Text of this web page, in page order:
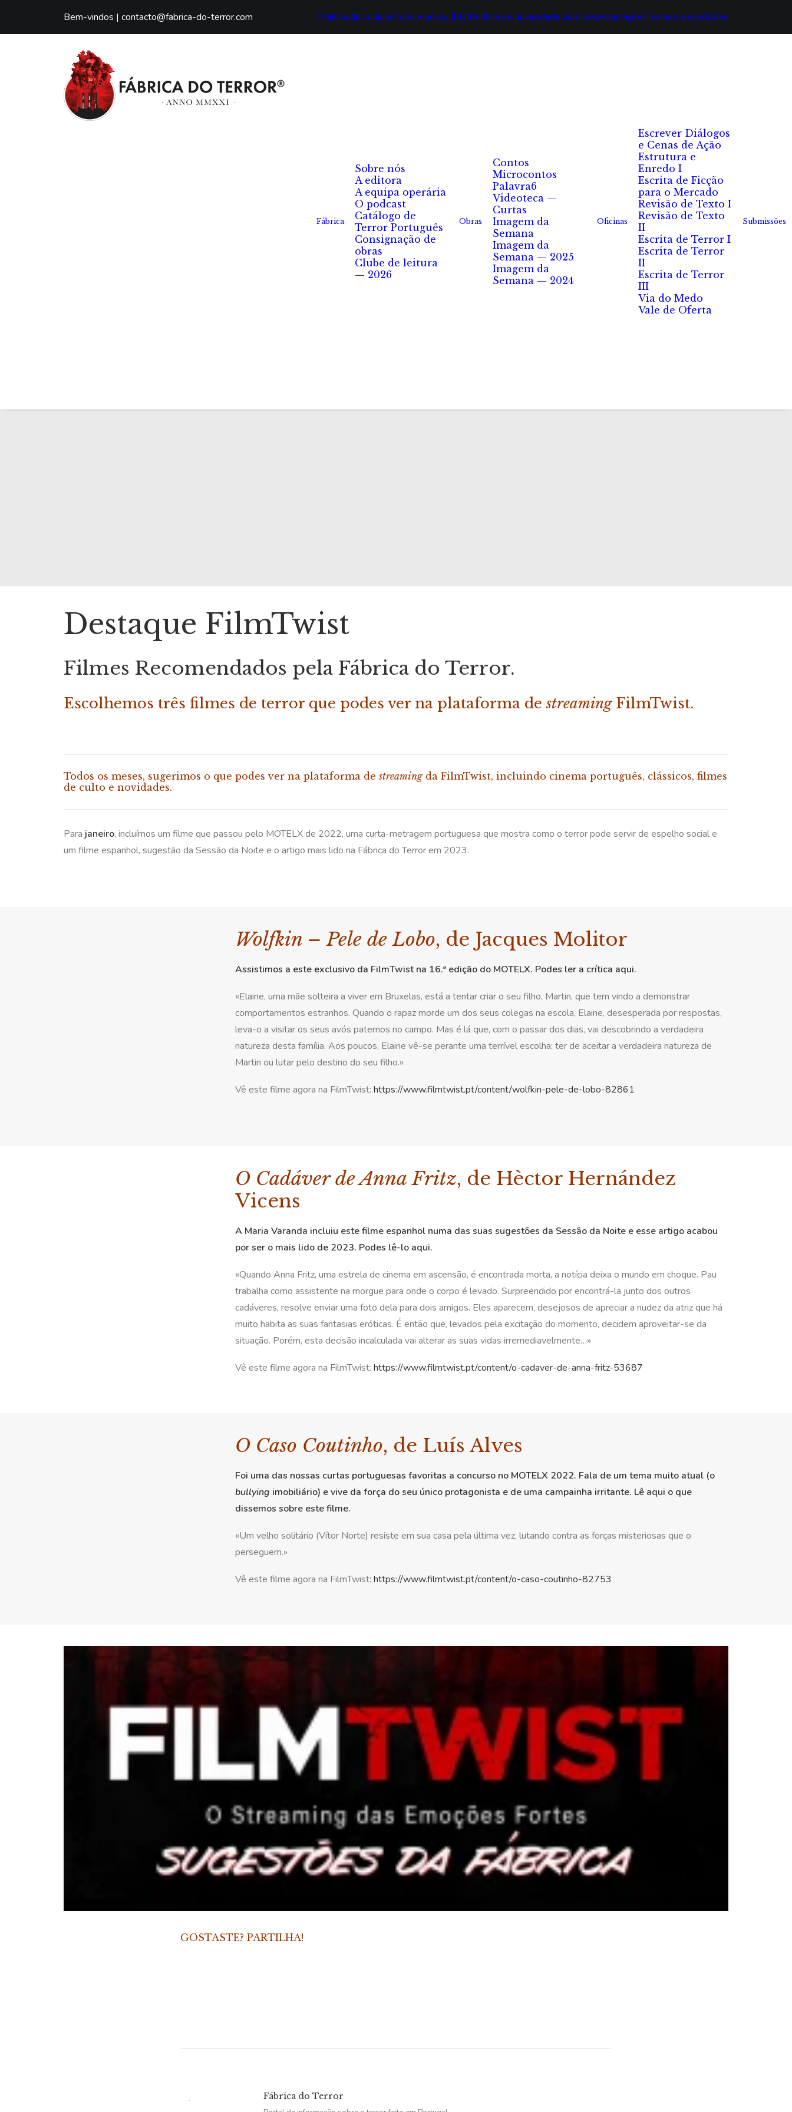
Bem-vindos | contacto@fabrica-do-terror.com Política de cookiesCookie policy (EU)Política de privacidadeLivro de reclamaçõesTermos e condições
Fábrica
Sobre nós
A editora
A equipa operária
O podcast
Catálogo de
Terror Português
Consignação de
obras
Clube de leitura
— 2026
Obras
Contos
Microcontos
Palavra6
Videoteca —
Curtas
Imagem da
Semana
Imagem da
Semana — 2025
Imagem da
Semana — 2024
Oficinas
Escrever Diálogos
e Cenas de Ação
Estrutura e
Enredo I
Escrita de Ficção
para o Mercado
Revisão de Texto I
Revisão de Texto
II
Escrita de Terror I
Escrita de Terror
II
Escrita de Terror
III
Via do Medo
Vale de Oferta
Submissões
Destaque FilmTwist
Filmes Recomendados pela Fábrica do Terror.
Escolhemos três filmes de terror que podes ver na plataforma destreamingFilmTwist.
Todos os meses, sugerimos o que podes ver na plataforma destreamingda FilmTwist, incluindo cinema português, clássicos, filmes
de culto e novidades.
Para janeiro, incluímos um filme que passou pelo MOTELX de 2022, uma curta-metragem portuguesa que mostra como o terror pode servir de espelho social e
um filme espanhol, sugestão da Sessão da Noite e o artigo mais lido na Fábrica do Terror em 2023.
Wolfkin – Pele de Lobo, de Jacques Molitor
Assistimos a este exclusivo da FilmTwist na 16.ª edição do MOTELX. Podes ler a crítica aqui.
«Elaine, uma mãe solteira a viver em Bruxelas, está a tentar criar o seu filho, Martin, que tem vindo a demonstrar
comportamentos estranhos. Quando o rapaz morde um dos seus colegas na escola, Elaine, desesperada por respostas,
leva-o a visitar os seus avós paternos no campo. Mas é lá que, com o passar dos dias, vai descobrindo a verdadeira
natureza desta família. Aos poucos, Elaine vê-se perante uma terrível escolha: ter de aceitar a verdadeira natureza de
Martin ou lutar pelo destino do seu filho.»
Vê este filme agora na FilmTwist: https://www.filmtwist.pt/content/wolfkin-pele-de-lobo-82861
O Cadáver de Anna Fritz, de Hèctor Hernández
Vicens
A Maria Varanda incluiu este filme espanhol numa das suas sugestões da Sessão da Noite e esse artigo acabou
por ser o mais lido de 2023. Podes lê-lo aqui.
«Quando Anna Fritz, uma estrela de cinema em ascensão, é encontrada morta, a notícia deixa o mundo em choque. Pau
trabalha como assistente na morgue para onde o corpo é levado. Surpreendido por encontrá-la junto dos outros
cadáveres, resolve enviar uma foto dela para dois amigos. Eles aparecem, desejosos de apreciar a nudez da atriz que há
muito habita as suas fantasias eróticas. É então que, levados pela excitação do momento, decidem aproveitar-se da
situação. Porém, esta decisão incalculada vai alterar as suas vidas irremediavelmente…»
Vê este filme agora na FilmTwist: https://www.filmtwist.pt/content/o-cadaver-de-anna-fritz-53687
O Caso Coutinho, de Luís Alves
Foi uma das nossas curtas portuguesas favoritas a concurso no MOTELX 2022. Fala de um tema muito atual (o
bullying imobiliário) e vive da força do seu único protagonista e de uma campainha irritante. Lê aqui o que
dissemos sobre este filme.
«Um velho solitário (Vítor Norte) resiste em sua casa pela última vez, lutando contra as forças misteriosas que o
perseguem.»
Vê este filme agora na FilmTwist: https://www.filmtwist.pt/content/o-caso-coutinho-82753
GOSTASTE? PARTILHA!
Fábrica do Terror